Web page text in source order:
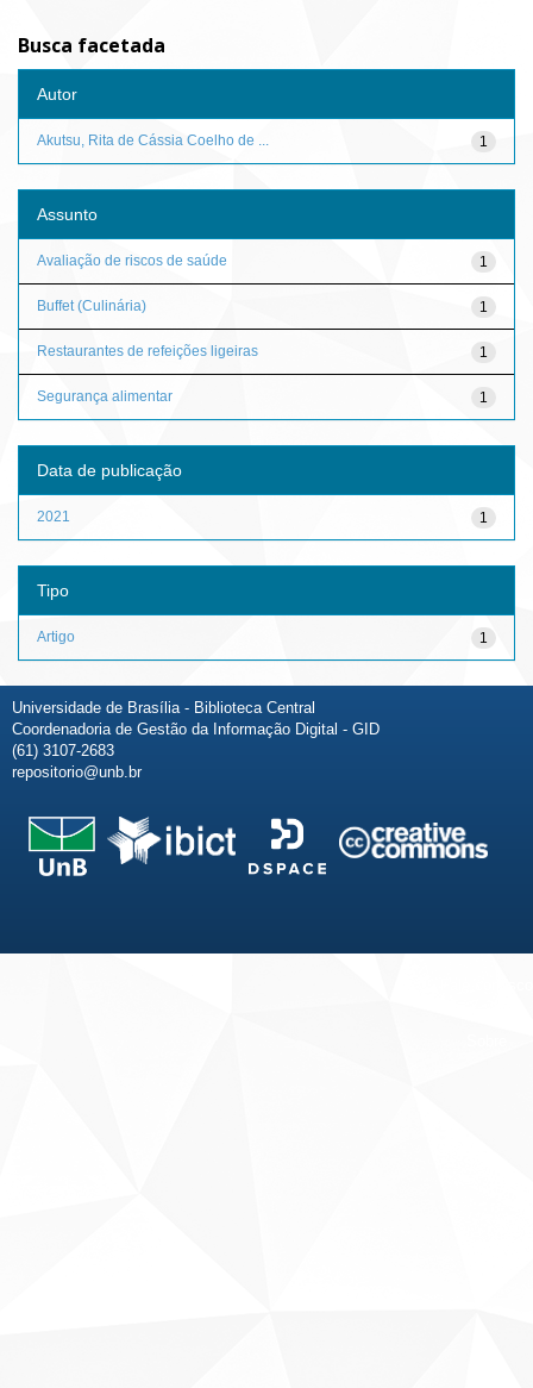
Busca facetada
Autor
1
Akutsu, Rita de Cássia Coelho de ...
Assunto
1
Avaliação de riscos de saúde
1
Buffet (Culinária)
1
Restaurantes de refeições ligeiras
1
Segurança alimentar
Data de publicação
1
2021
Tipo
1
Artigo
Universidade de Brasília - Biblioteca Central
Coordenadoria de Gestão da Informação Digital - GID
(61) 3107-2683
repositorio@unb.br